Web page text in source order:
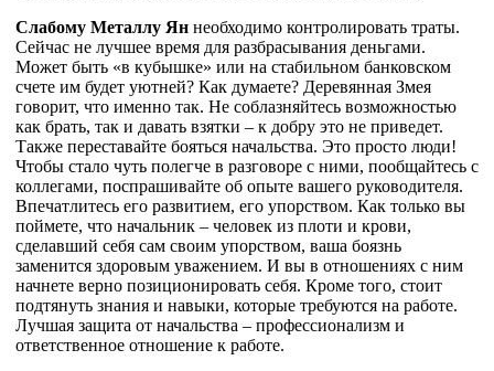
Слабому Металлу Ян необходимо контролировать траты.
Сейчас не лучшее время для разбрасывания деньгами.
Может быть «в кубышке» или на стабильном банковском
счете им будет уютней? Как думаете? Деревянная Змея
говорит, что именно так. Не соблазняйтесь возможностью
как брать, так и давать взятки – к добру это не приведет.
Также переставайте бояться начальства. Это просто люди!
Чтобы стало чуть полегче в разговоре с ними, пообщайтесь с
коллегами, поспрашивайте об опыте вашего руководителя.
Впечатлитесь его развитием, его упорством. Как только вы
поймете, что начальник – человек из плоти и крови,
сделавший себя сам своим упорством, ваша боязнь
заменится здоровым уважением. И вы в отношениях с ним
начнете верно позиционировать себя. Кроме того, стоит
подтянуть знания и навыки, которые требуются на работе.
Лучшая защита от начальства – профессионализм и
ответственное отношение к работе.